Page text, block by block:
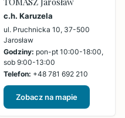
c.h. Karuzela
ul. Pruchnicka 10, 37-500
Jarosław
Godziny: pon-pt 10:00-18:00,
sob 9:00-13:00
Telefon: +48 781 692 210
Zobacz na mapie